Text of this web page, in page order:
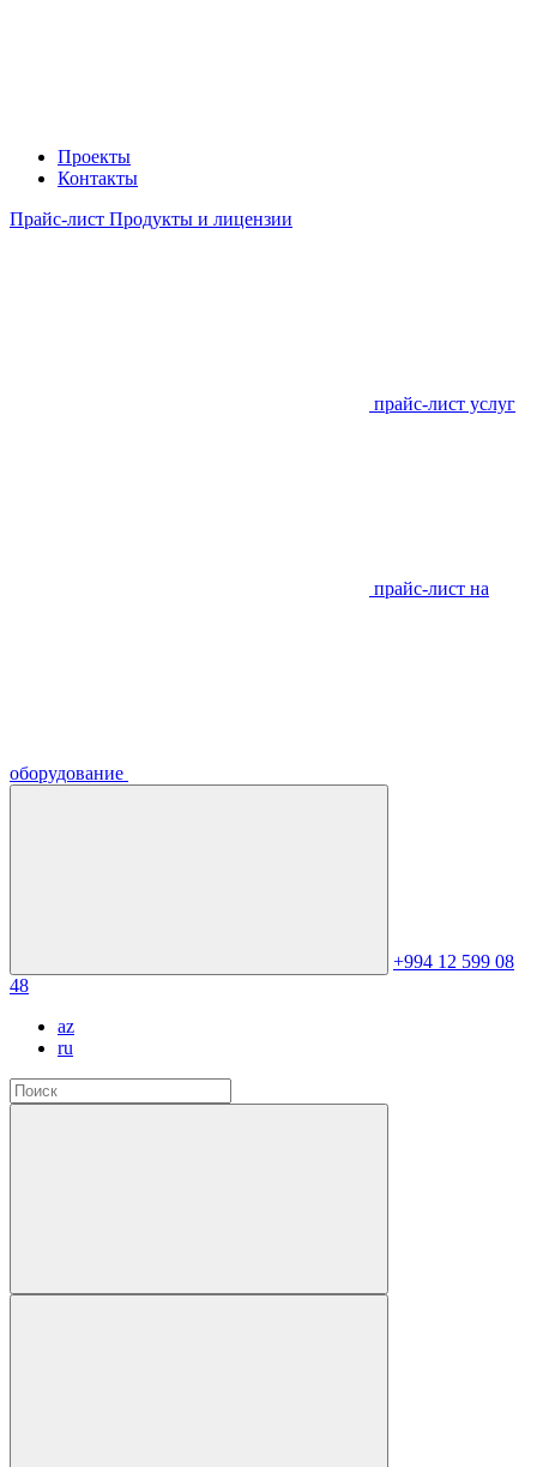
Проекты
Контакты
Прайс-лист Продукты и лицензии
прайс-лист услуг
прайс-лист на
оборудование
+994 12 599 08
48
az
ru